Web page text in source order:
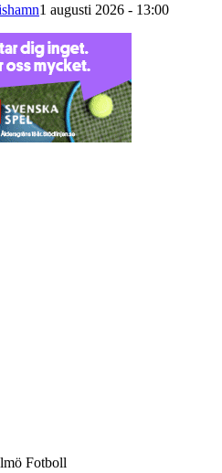
1 augusti 2026 - 13:00
Fotboll